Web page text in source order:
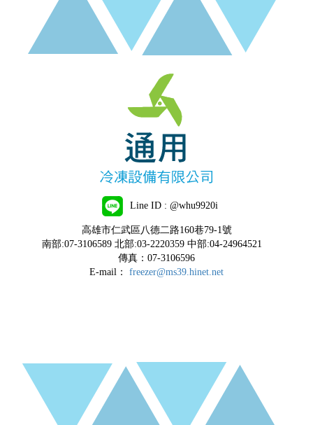
Line ID : @whu9920i
高雄市仁武區八德二路160巷79-1號
南部:07-3106589 北部:03-2220359 中部:04-24964521
傳真：07-3106596
E-mail： freezer@ms39.hinet.net